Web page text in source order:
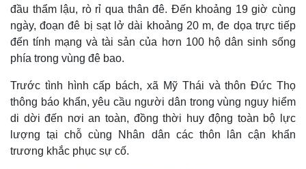
đầu thẩm lậu, rò rỉ qua thân đê. Đến khoảng 19 giờ cùng
ngày, đoạn đê bị sạt lở dài khoảng 20 m, đe dọa trực tiếp
đến tính mạng và tài sản của hơn 100 hộ dân sinh sống
phía trong vùng đê bao.
Trước tình hình cấp bách, xã Mỹ Thái và thôn Đức Thọ
thông báo khẩn, yêu cầu người dân trong vùng nguy hiểm
di dời đến nơi an toàn, đồng thời huy động toàn bộ lực
lượng tại chỗ cùng Nhân dân các thôn lân cận khẩn
trương khắc phục sự cố.